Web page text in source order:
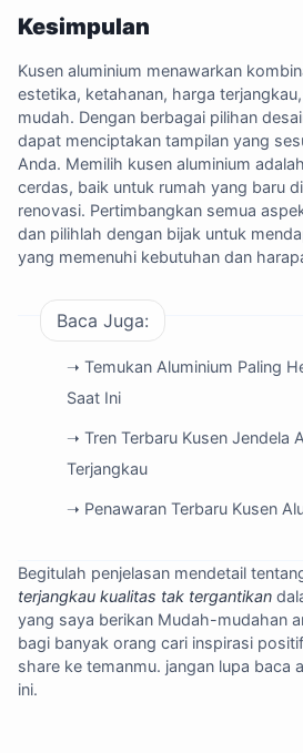
Kesimpulan
Kusen aluminium menawarkan
estetika, ketahanan, harga
mudah. Dengan berbagai pilihan
dapat menciptakan tampilan yang
Anda. Memilih kusen aluminium
cerdas, baik untuk rumah yang baru
renovasi. Pertimbangkan semua
dan pilihlah dengan bijak untuk
yang memenuhi kebutuhan dan
Baca Juga:
➝ Temukan Aluminium Paling
Saat Ini
➝ Tren Terbaru Kusen Jendela
Terjangkau
➝ Penawaran Terbaru Kusen
Begitulah penjelasan mendetail
terjangkau kualitas tak tergantikan
yang saya berikan Mudah-mudahan
bagi banyak orang cari inspirasi
share ke temanmu. jangan lupa baca
ini.